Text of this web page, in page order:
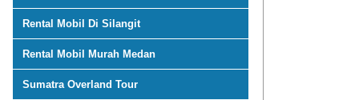
Rental Mobil Di Silangit
Rental Mobil Murah Medan
Sumatra Overland Tour